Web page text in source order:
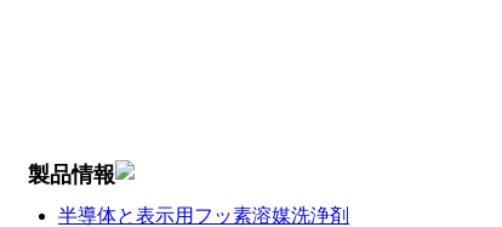
製品情報
半導体と表示用フッ素溶媒洗浄剤